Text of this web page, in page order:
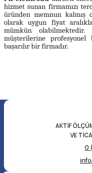
hizmet sunan firmamızı
üründen memnun kalmış
olarak uygun fiyat
mümkün
müşterilerine profesyonel
başarılır bir firmadır.
AKTİF
VE
0